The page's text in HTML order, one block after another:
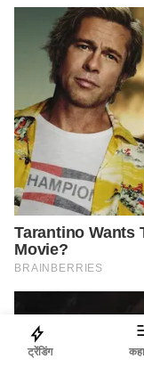
ट्रेंडिंग